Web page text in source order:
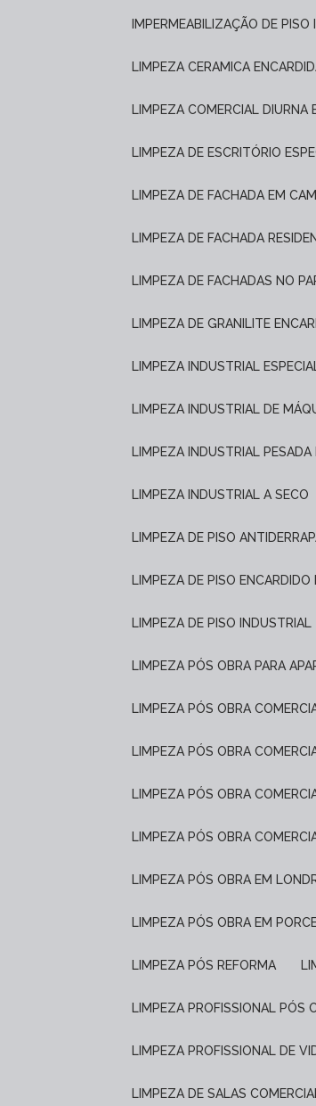
IMPERMEABILIZAÇÃO DE PISO
LIMPEZA CERAMICA
LIMPEZA COMERCIAL
LIMPEZA DE ESCRITÓRIO
LIMPEZA DE FACHADA EM
LIMPEZA DE FACHADA
LIMPEZA DE FACHADAS NO
LIMPEZA DE GRANILITE
LIMPEZA INDUSTRIAL
LIMPEZA INDUSTRIAL DE
LIMPEZA INDUSTRIAL
LIMPEZA INDUSTRIAL A SECO
LIMPEZA DE PISO
LIMPEZA DE PISO
LIMPEZA DE PISO INDUSTRIAL
LIMPEZA PÓS OBRA PARA
LIMPEZA PÓS OBRA
LIMPEZA PÓS OBRA
LIMPEZA PÓS OBRA
LIMPEZA PÓS OBRA
LIMPEZA PÓS OBRA EM
LIMPEZA PÓS OBRA EM
LIMPEZA PÓS REFORMA
LIMPEZA PROFISSIONAL PÓS
LIMPEZA PROFISSIONAL DE
LIMPEZA DE SALAS